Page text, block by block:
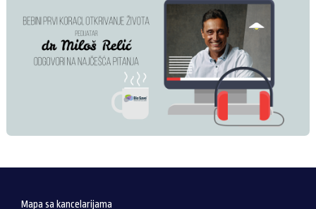
Mapa sa kancelarijama